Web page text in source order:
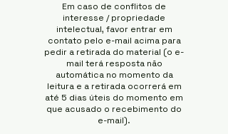
Em caso de conflitos de
interesse / propriedade
intelectual, favor entrar em
contato pelo e-mail acima para
pedir a retirada do material (o e-
mail terá resposta não
automática no momento da
leitura e a retirada ocorrerá em
até 5 dias úteis do momento em
que acusado o recebimento do
e-mail).